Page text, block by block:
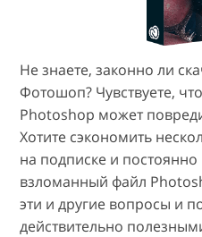
Не знаете, законно ли
Фотошоп? Чувствуете,
Photoshop может
Хотите сэкономить
на подписке и
взломанный файл
эти и другие вопросы и
действительно